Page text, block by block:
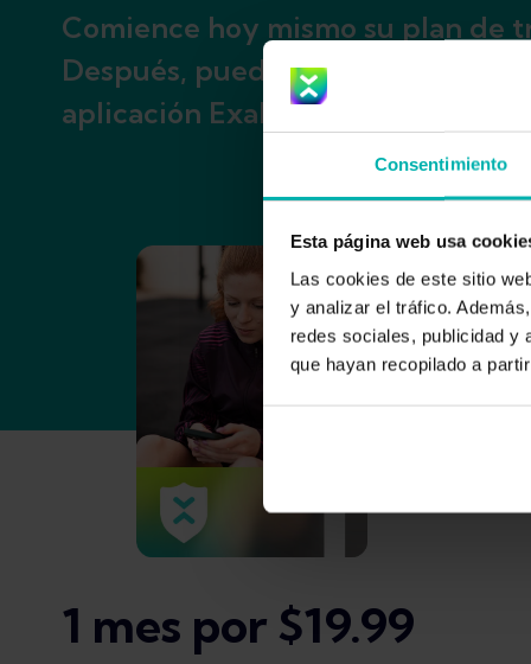
Consentimiento
Esta página web usa
Las cookies de este sitio
y analizar el tráfico.
redes sociales, publicidad y
que hayan recopilado a
Comience hoy mismo su plan de
Después, puedes elegir entre 1
aplicación Exakt Health.
1 mes por $19.99